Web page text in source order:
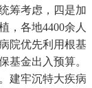
筹考虑，四是加
，各地4400余人
院优先利用根基
基金出入预算。
建牢沉特大疾病